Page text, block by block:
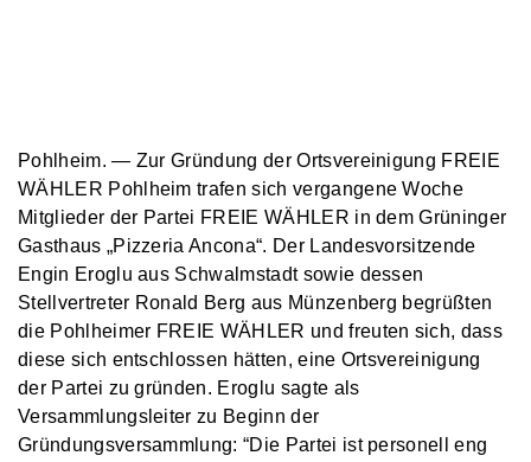
Pohlheim. — Zur Gründung der Ortsvereinigung FREIE
WÄHLER Pohlheim trafen sich vergangene Woche
Mitglieder der Partei FREIE WÄHLER in dem Grüninger
Gasthaus „Pizzeria Ancona“. Der Landesvorsitzende
Engin Eroglu aus Schwalmstadt sowie dessen
Stellvertreter Ronald Berg aus Münzenberg begrüßten
die Pohlheimer FREIE WÄHLER und freuten sich, dass
diese sich entschlossen hätten, eine Ortsvereinigung
der Partei zu gründen. Eroglu sagte als
Versammlungsleiter zu Beginn der
Gründungsversammlung: “Die Partei ist personell eng